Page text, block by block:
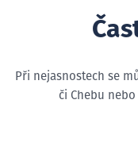
Při nejasnostech se
či Chebu